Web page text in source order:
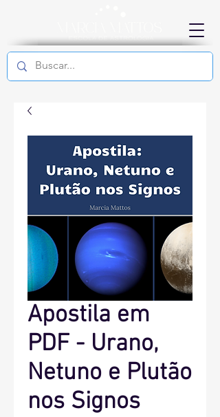
Apostila em
PDF - Urano,
Netuno e Plutão
nos Signos